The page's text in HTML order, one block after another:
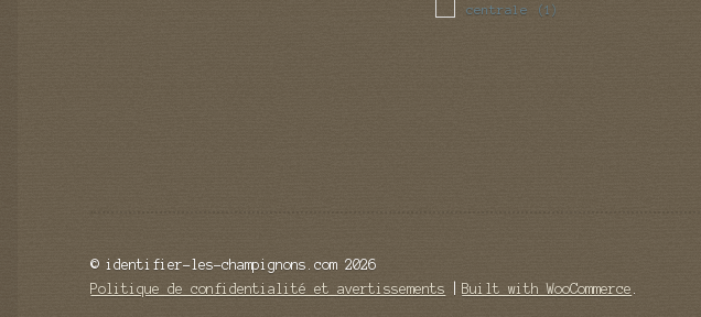
centrale (1)
© identifier-les-champignons.com 2026
Politique de confidentialité et avertissements
Built with WooCommerce